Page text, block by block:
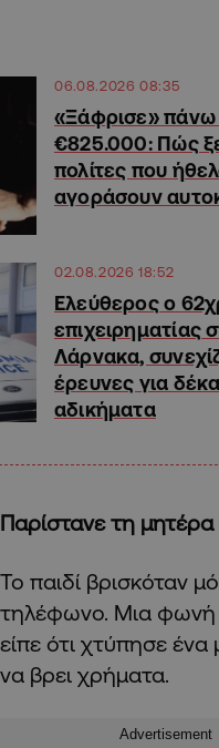
06.08.2026 08:35
«Ξάφρισε»
€825.000: Πώς
πολίτες που
αγοράσουν
02.08.2026 18:52
Ελεύθερος ο
επιχειρηματίας
Λάρνακα,
έρευνες για
αδικήματα
Παρίστανε τη μητέρα
Το παιδί βρισκόταν
τηλέφωνο. Μια φωνή
είπε ότι χτύπησε ένα
να βρει χρήματα.
Advertisement